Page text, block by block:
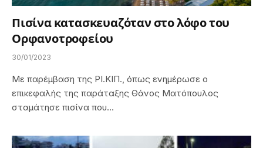
Πισίνα κατασκευαζόταν στο λόφο του
Ορφανοτροφείου
30/01/2023
Με παρέμβαση της ΡΙ.ΚΙΠ., όπως ενημέρωσε ο
επικεφαλής της παράταξης Θάνος Ματόπουλος
σταμάτησε πισίνα που…